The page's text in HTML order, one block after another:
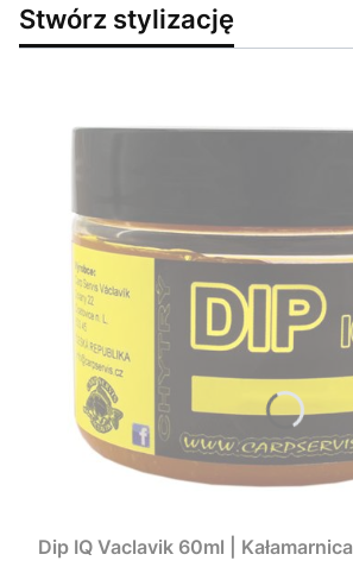
Stwórz stylizację
Dip IQ Vaclavik 60ml | Kałamarnica